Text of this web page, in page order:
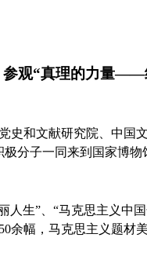
参观“真理的力量——
史和文献研究院、中国
分子一同来到国家博物
人生” “马克思主义中
余幅，马克思主义题材